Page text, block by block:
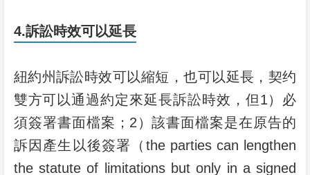
4.訴訟時效可以延長
紐約州訴訟時效可以縮短，也可以延長，契约
雙方可以通過約定來延長訴訟時效，但1）必
須簽署書面檔案；2）該書面檔案是在原告的
訴因產生以後簽署（the parties can lengthen
the statute of limitations but only in a signed